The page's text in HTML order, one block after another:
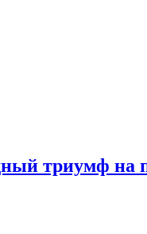
триумф на